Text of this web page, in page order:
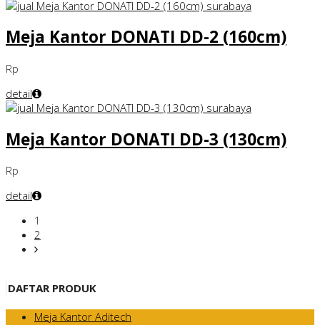
Meja Kantor DONATI DD-2 (160cm)
Rp
detail
Meja Kantor DONATI DD-3 (130cm)
Rp
detail
1
2
DAFTAR PRODUK
Meja Kantor Aditech